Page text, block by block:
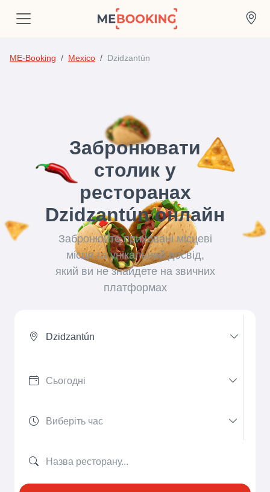
ME-Booking Mexico Dzidzantún
Забронювати
столик у
ресторанах
Dzidzantún онлайн
Забронюйте приховані місцеві
місця та унікальний досвід,
який ви не знайдете на звичних
платформах
Dzidzantún